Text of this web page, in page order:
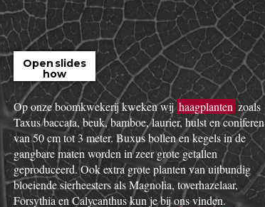
Open slides
how
Op onze boomkwekerij kweken wijhaagplanten zoals
Taxus baccata, beuk, bamboe, laurier, hulst en coniferen
van 50 cm tot 3 meter. Buxus bollen en kegels in de
gangbare maten worden in zeer grote getallen
geproduceerd. Ook extra grote planten van uitbundig
bloeiende sierheesters als Magnolia, toverhazelaar,
Forsythia en Calycanthus kun je bij ons vinden.